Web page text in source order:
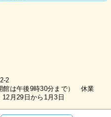
2
館は午後9時30分まで） 休業
月29日から1月3日